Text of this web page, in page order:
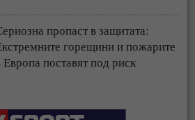
пропаст в защитата:
горещини и пожарите
Европа поставят под риск